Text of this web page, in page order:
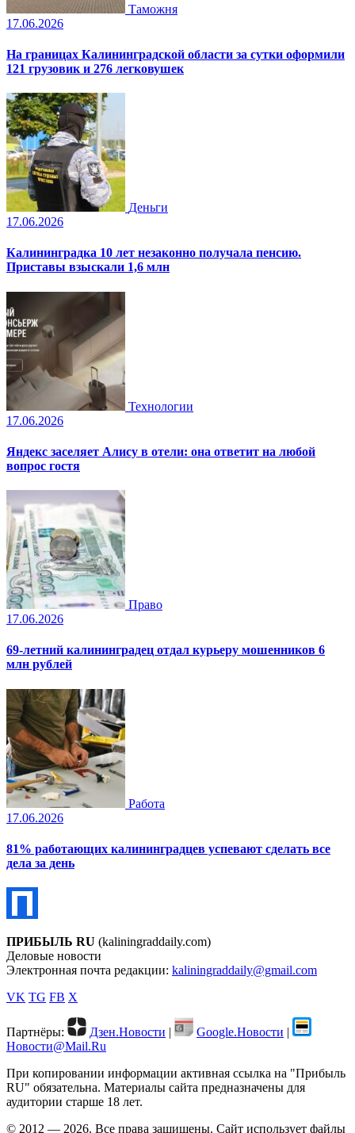
Таможня
17.06.2026
На границах Калининградской области за сутки оформили
121 грузовик и 276 легковушек
Деньги
17.06.2026
Калининградка 10 лет незаконно получала пенсию.
Приставы взыскали 1,6 млн
Технологии
17.06.2026
Яндекс заселяет Алису в отели: она ответит на любой
вопрос гостя
Право
17.06.2026
69-летний калининградец отдал курьеру мошенников 6
млн рублей
Работа
17.06.2026
81% работающих калининградцев успевают сделать все
дела за день
ПРИБЫЛЬ RU (kaliningraddaily.com)
Деловые новости
Электронная почта редакции: kaliningraddaily@gmail.com
VK TG FB X
Партнёры: Дзен.Новости | Google.Новости |
Новости@Mail.Ru
При копировании информации активная ссылка на "Прибыль
RU" обязательна. Материалы сайта предназначены для
аудитории старше 18 лет.
© 2012 — 2026. Все права защищены. Сайт использует файлы